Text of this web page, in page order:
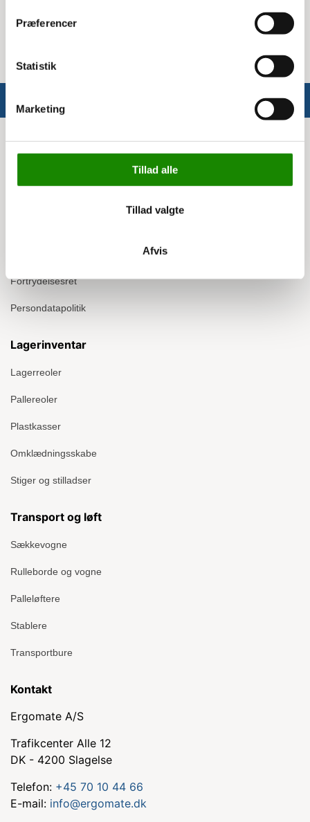
Præferencer
Statistik
Marketing
Tillad alle
Tillad valgte
Afvis
Mål: 40x30 cm
Info
Fortrydelsesret
Persondatapolitik
Lagerinventar
Lagerreoler
Pallereoler
Plastkasser
Omklædningsskabe
Stiger og stilladser
Transport og løft
Sækkevogne
Rulleborde og vogne
Palleløftere
Stablere
Transportbure
Kontakt
Ergomate A/S
Trafikcenter Alle 12
DK - 4200 Slagelse
Telefon: +45 70 10 44 66
E-mail: info@ergomate.dk